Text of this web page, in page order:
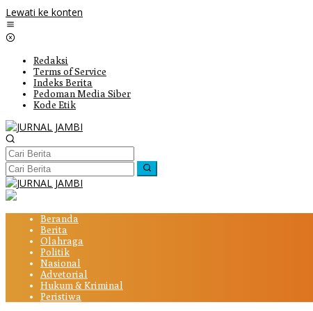
Lewati ke konten
Redaksi
Terms of Service
Indeks Berita
Pedoman Media Siber
Kode Etik
Beranda
Berita
Olahraga
Politik
Nasional
Advetorial
Hukum & Kriminal
Peristiwa